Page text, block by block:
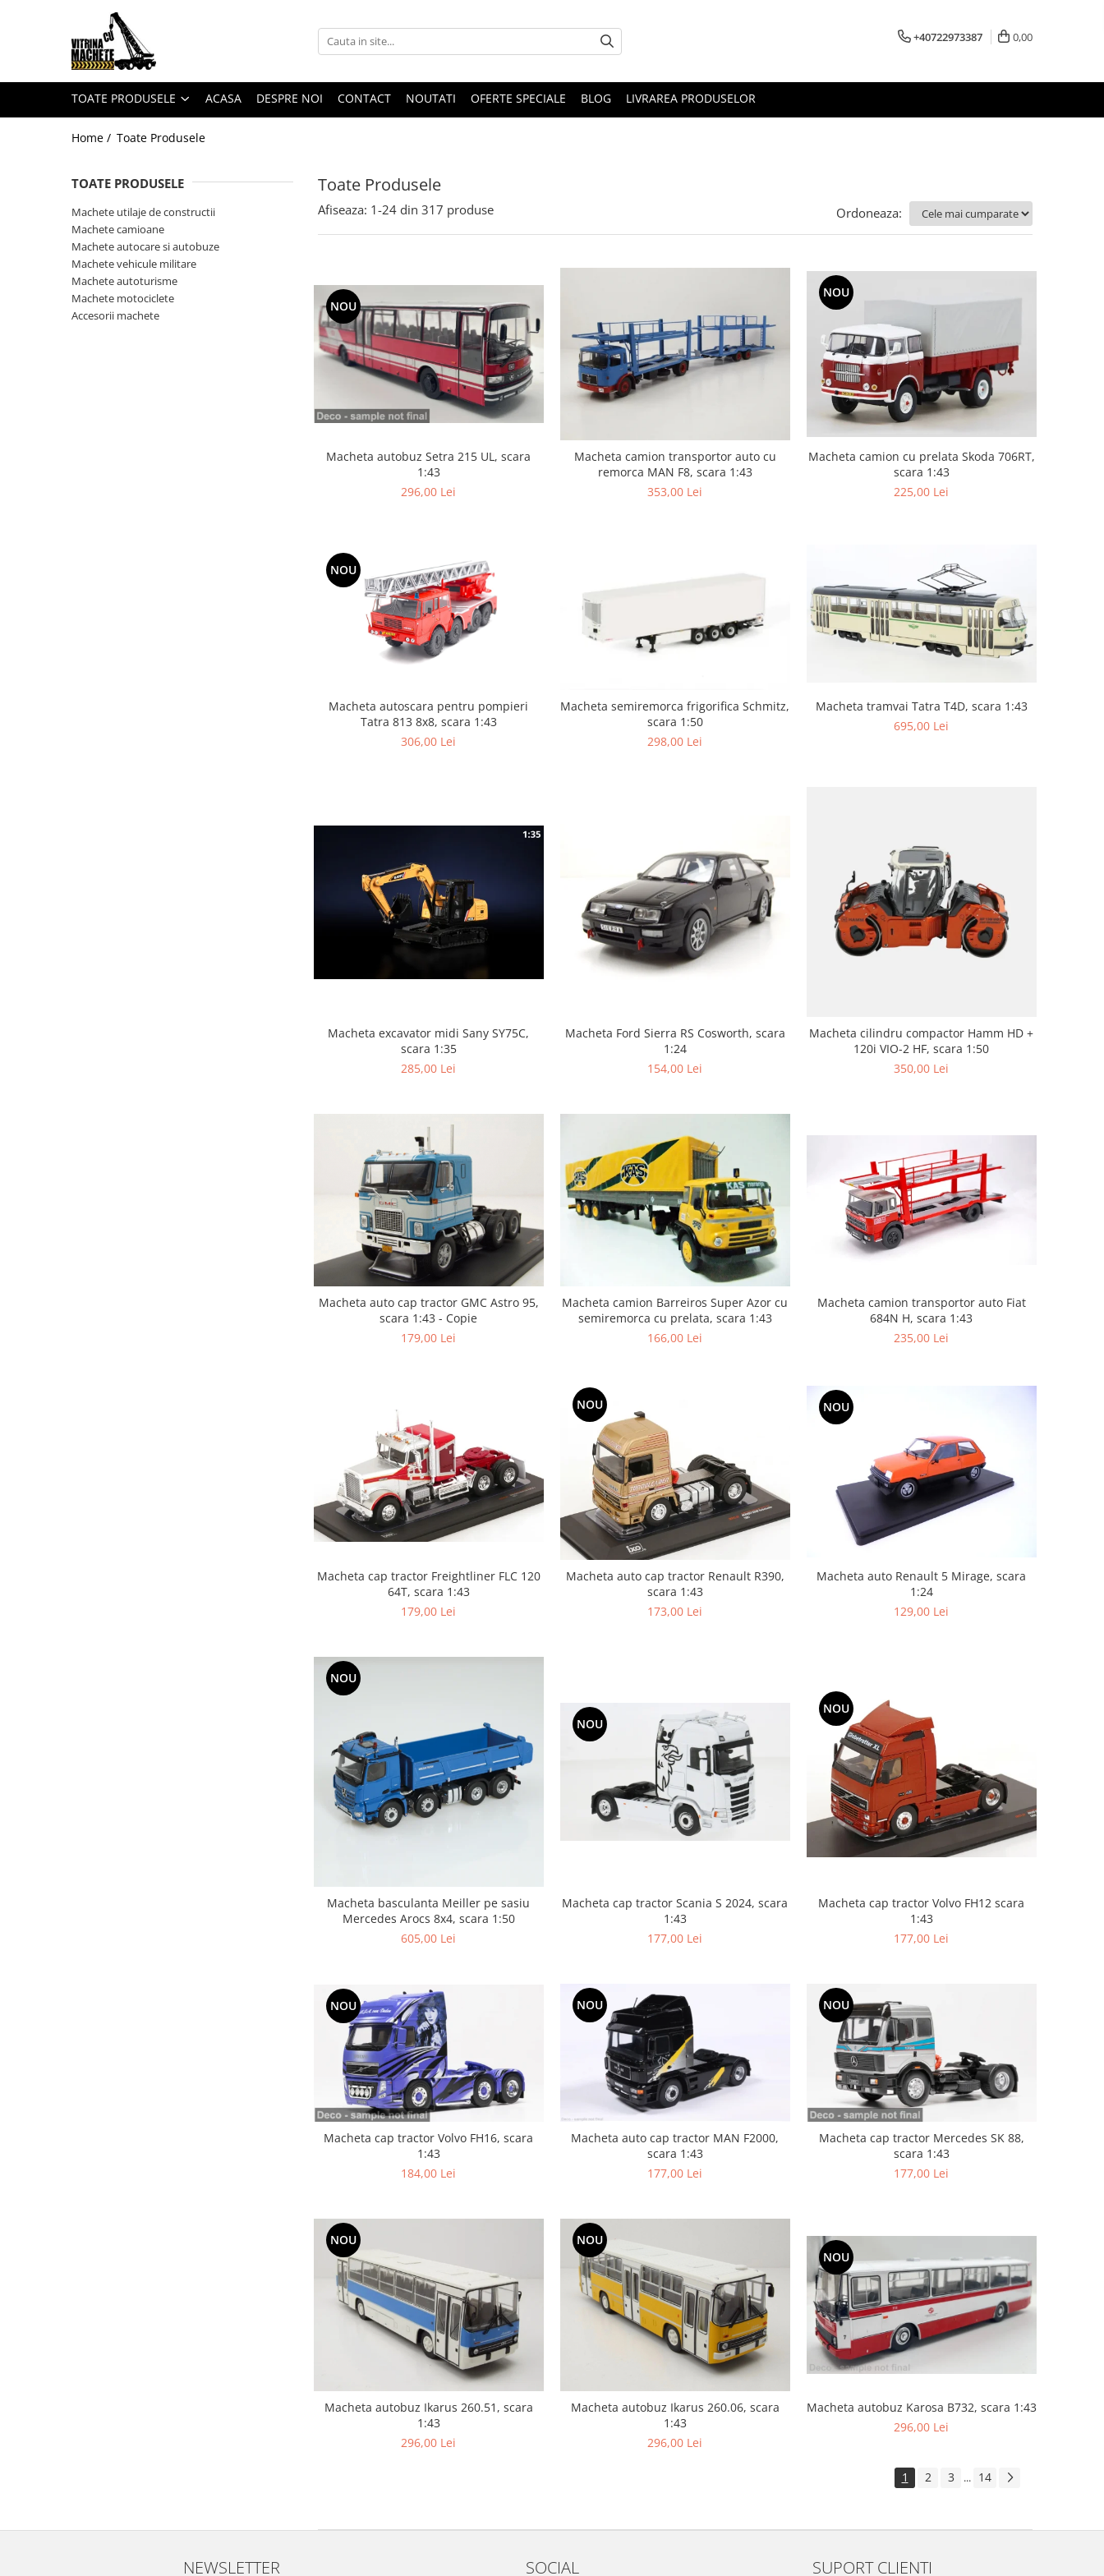
Toate Produsele
Machete utilaje pentru drumuri
Machete betoniere si pompe de
Alte machete de utilaje
Machete camioane
Machete basculante
+40722973387 0,00
TOATE PRODUSELE ACASA DESPRE NOI CONTACT NOUTATI OFERTE SPECIALE BLOG LIVRAREA PRODUSELOR
Home / Toate Produsele
Toate Produsele
TOATE PRODUSELE
Machete utilaje de constructii
Machete camioane
Machete autocare si autobuze
Machete vehicule militare
Machete autoturisme
Machete motociclete
Accesorii machete
Afiseaza: 1-24 din 317 produse Ordoneaza:
NOU
Macheta autobuz Setra 215 UL, scara
1:43
296,00 Lei
Macheta camion transportor auto cu
remorca MAN F8, scara 1:43
353,00 Lei
NOU
Macheta camion cu prelata Skoda 706RT,
scara 1:43
225,00 Lei
NOU
Macheta autoscara pentru pompieri
Tatra 813 8x8, scara 1:43
306,00 Lei
Macheta semiremorca frigorifica Schmitz,
scara 1:50
298,00 Lei
Macheta tramvai Tatra T4D, scara 1:43
695,00 Lei
Macheta excavator midi Sany SY75C,
scara 1:35
285,00 Lei
Macheta Ford Sierra RS Cosworth, scara
1:24
154,00 Lei
Macheta cilindru compactor Hamm HD +
120i VIO-2 HF, scara 1:50
350,00 Lei
Macheta auto cap tractor GMC Astro 95,
scara 1:43 - Copie
179,00 Lei
Macheta camion Barreiros Super Azor cu
semiremorca cu prelata, scara 1:43
166,00 Lei
Macheta camion transportor auto Fiat
684N H, scara 1:43
235,00 Lei
Macheta cap tractor Freightliner FLC 120
64T, scara 1:43
179,00 Lei
NOU
Macheta auto cap tractor Renault R390,
scara 1:43
173,00 Lei
NOU
Macheta auto Renault 5 Mirage, scara
1:24
129,00 Lei
NOU
Macheta basculanta Meiller pe sasiu
Mercedes Arocs 8x4, scara 1:50
605,00 Lei
NOU
Macheta cap tractor Scania S 2024, scara
1:43
177,00 Lei
NOU
Macheta cap tractor Volvo FH12 scara
1:43
177,00 Lei
NOU
Macheta cap tractor Volvo FH16, scara
1:43
184,00 Lei
NOU
Macheta auto cap tractor MAN F2000,
scara 1:43
177,00 Lei
NOU
Macheta cap tractor Mercedes SK 88,
scara 1:43
177,00 Lei
NOU
Macheta autobuz Ikarus 260.51, scara
1:43
296,00 Lei
NOU
Macheta autobuz Ikarus 260.06, scara
1:43
296,00 Lei
NOU
Macheta autobuz Karosa B732, scara 1:43
296,00 Lei
1 2 3 ... 14
NEWSLETTER SOCIAL SUPORT CLIENTI